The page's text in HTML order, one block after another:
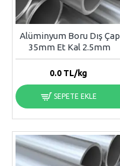
Alüminyum Boru Dış Çap
35mm Et Kal 2.5mm
0.0TL/kg
SEPETE EKLE